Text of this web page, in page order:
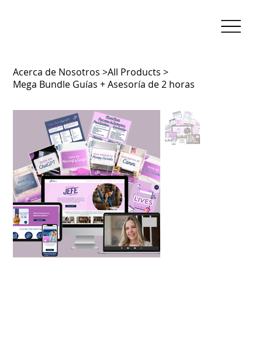
Acerca de Nosotros >All Products >
Mega Bundle Guías + Asesoría de 2 horas